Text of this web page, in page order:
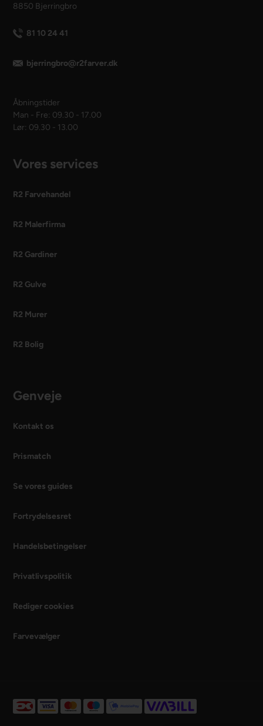
8850 Bjerringbro
81 10 24 41
bjerringbro@r2farver.dk
Åbningstider
Man - Fre: 09.30 - 17.00
Lør: 09.30 - 13.00
Vores services
R2 Farvehandel
R2 Malerfirma
R2 Gardiner
R2 Gulve
R2 Murer
R2 Bolig
Genveje
Kontakt os
Prismatch
Se vores guides
Fortrydelsesret
Handelsbetingelser
Privatlivspolitik
Rediger cookies
Farvevælger